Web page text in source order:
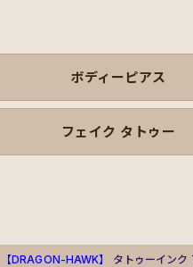
ボディーピアス
フェイク タトゥー
【DRAGON-HAWK】
タトゥーインク